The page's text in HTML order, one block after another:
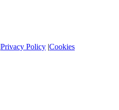
Privacy Policy Cookies